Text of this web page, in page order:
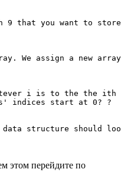
9 that you want to
We assign a new
i is to the the ith
indices start at 0? ?
structure should
этом перейдите по